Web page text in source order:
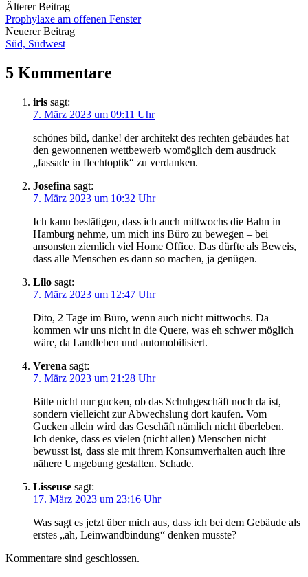
Beitrags-
Navigation
Älterer Beitrag
Prophylaxe am offenen Fenster
Neuerer Beitrag
Süd, Südwest
5 Kommentare
iris sagt:
7. März 2023 um 09:11 Uhr
schönes bild, danke! der architekt des rechten gebäudes hat
den gewonnenen wettbewerb womöglich dem ausdruck
„fassade in flechtoptik“ zu verdanken.
Josefina sagt:
7. März 2023 um 10:32 Uhr
Ich kann bestätigen, dass ich auch mittwochs die Bahn in
Hamburg nehme, um mich ins Büro zu bewegen – bei
ansonsten ziemlich viel Home Office. Das dürfte als Beweis,
dass alle Menschen es dann so machen, ja genügen.
Lilo sagt:
7. März 2023 um 12:47 Uhr
Dito, 2 Tage im Büro, wenn auch nicht mittwochs. Da
kommen wir uns nicht in die Quere, was eh schwer möglich
wäre, da Landleben und automobilisiert.
Verena sagt:
7. März 2023 um 21:28 Uhr
Bitte nicht nur gucken, ob das Schuhgeschäft noch da ist,
sondern vielleicht zur Abwechslung dort kaufen. Vom
Gucken allein wird das Geschäft nämlich nicht überleben.
Ich denke, dass es vielen (nicht allen) Menschen nicht
bewusst ist, dass sie mit ihrem Konsumverhalten auch ihre
nähere Umgebung gestalten. Schade.
Lisseuse sagt:
17. März 2023 um 23:16 Uhr
Was sagt es jetzt über mich aus, dass ich bei dem Gebäude als
erstes „ah, Leinwandbindung“ denken musste?
Kommentare sind geschlossen.